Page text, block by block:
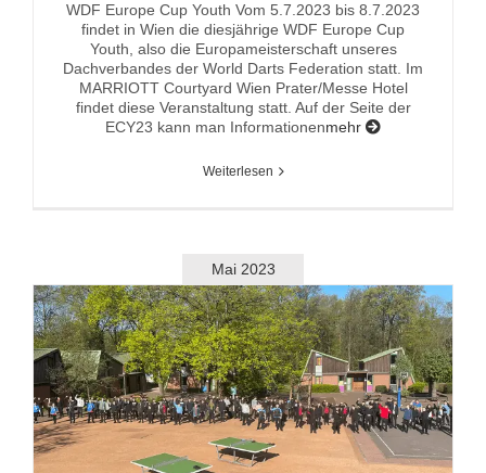
WDF Europe Cup Youth Vom 5.7.2023 bis 8.7.2023
findet in Wien die diesjährige WDF Europe Cup
Youth, also die Europameisterschaft unseres
Dachverbandes der World Darts Federation statt. Im
MARRIOTT Courtyard Wien Prater/Messe Hotel
findet diese Veranstaltung statt. Auf der Seite der
ECY23 kann man Informationenmehr
Weiterlesen
Mai 2023